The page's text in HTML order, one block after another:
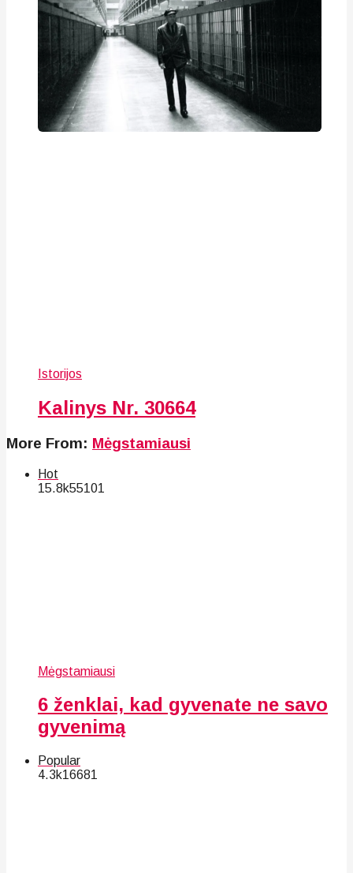
Istorijos
Kalinys Nr. 30664
More From: Mėgstamiausi
Hot
15.8k55101
Mėgstamiausi
6 ženklai, kad gyvenate ne savo
gyvenimą
Popular
4.3k16681